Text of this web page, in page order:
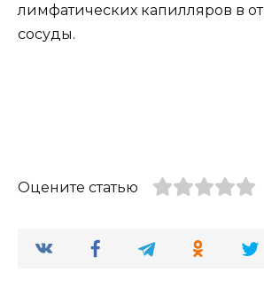
лимфатических капилляров в
сосуды.
Оцените статью